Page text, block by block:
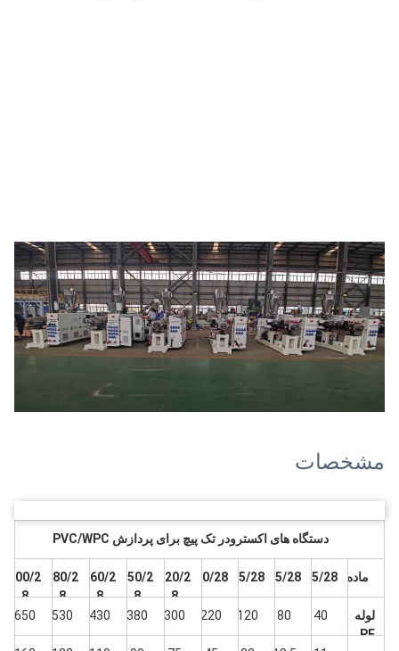
مشخصات
دستگاه های اکسترودر تک پیچ برای پردازش PVC/WPC
ماده 55/28
65/28
75/28
90/28
120/2
8
150/2
8
160/2
8
180/2
8
200/2
8
لوله
PE
40
80
120
220
300
380
430
530
650